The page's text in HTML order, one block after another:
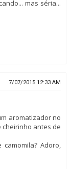
mas séria...
7/07/2015 12:33 AM
aromatizador no
cheirinho antes de
Adoro,